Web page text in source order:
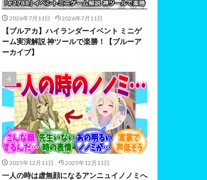
2026年7月11日 2026年7月11日
【ブルアカ】ハイランダーイベント ミニゲ
ーム実演解説 神ツールで楽勝！【ブルーア
ーカイブ】
2025年12月11日 2025年12月11日
一人の時は虚無顔になるアンニュイノノミへ